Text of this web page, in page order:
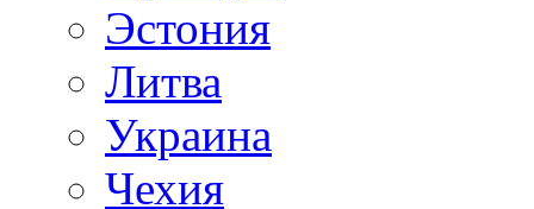
Эстония
Литва
Украина
Чехия